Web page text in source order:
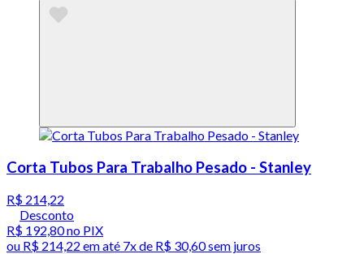
Corta Tubos Para Trabalho Pesado - Stanley
R$ 214,22
Desconto
R$ 192,80no PIX
ou R$ 214,22 em até 7x de R$ 30,60 sem juros